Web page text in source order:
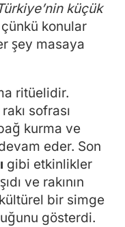
küçük
konular
şey masaya
ritüelidir.
sofrası
kurma ve
eder. Son
gibi etkinlikler
ve rakının
bir simge
gösterdi.